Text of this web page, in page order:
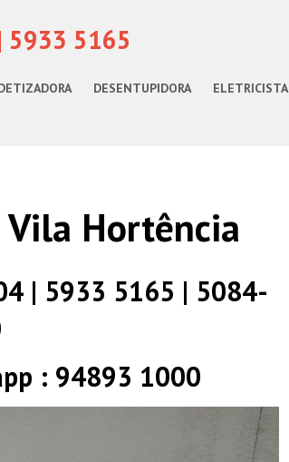
5933 5165
DESENTUPIDORA ELETRICISTA
Hortência
| 5933 5165 | 5084-
: 94893 1000